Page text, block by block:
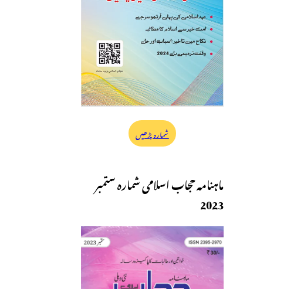
شمارہ پڑھیں
ماہنامہ حجاب اسلامی شمارہ ستمبر
2023